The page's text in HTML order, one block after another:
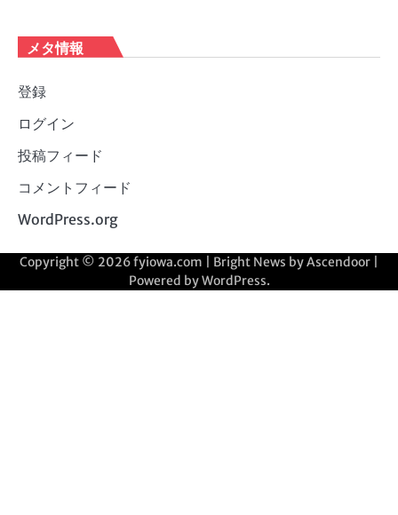
メタ情報
登録
ログイン
投稿フィード
コメントフィード
WordPress.org
Copyright © 2026fyiowa.com | Bright News byAscendoor
Powered byWordPress.